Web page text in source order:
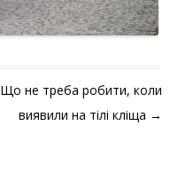
Що не треба робити, коли
виявили на тілі кліща →